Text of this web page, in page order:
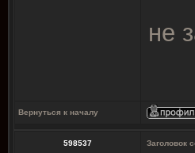
не
Вернуться к началу
598537 Заголовок